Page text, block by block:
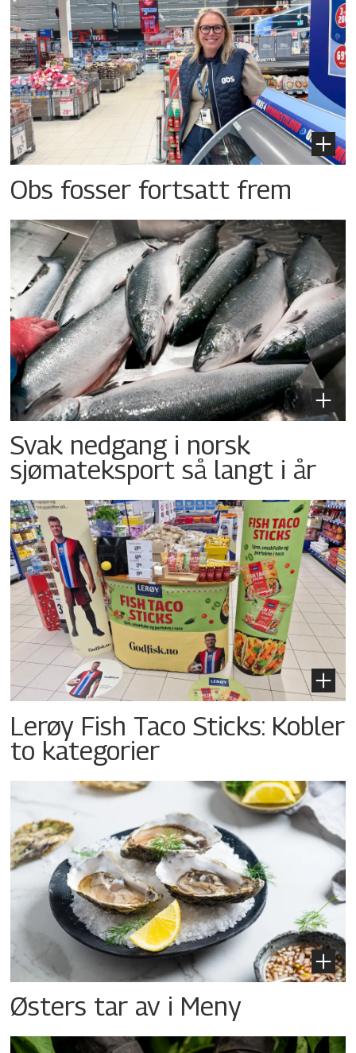
Obs fosser fortsatt frem
Svak nedgang i norsk
sjømateksport så langt i år
Lerøy Fish Taco Sticks: Kobler
to kategorier
Østers tar av i Meny